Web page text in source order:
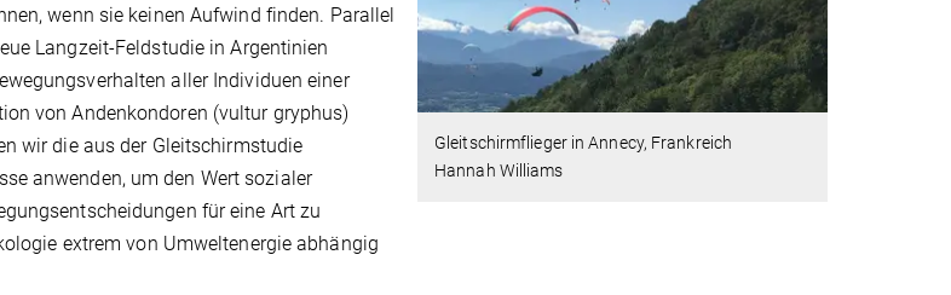
Gleitschirmflieger in Annecy, Frankreich
Hannah Williams
wenn sie keinen Aufwind finden. Parallel
Langzeit-Feldstudie in Argentinien
aller Individuen einer
von Andenkondoren (vultur gryphus)
wir die aus der Gleitschirmstudie
anwenden, um den Wert sozialer
für eine Art zu
extrem von Umweltenergie abhängig